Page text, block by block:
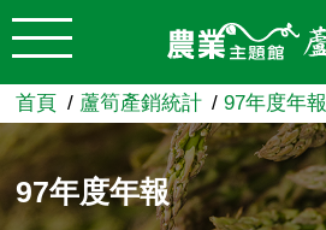
跳到主要內容
農業知識入口網
首頁 蘆筍產銷統計 97年度年報
97年度年報